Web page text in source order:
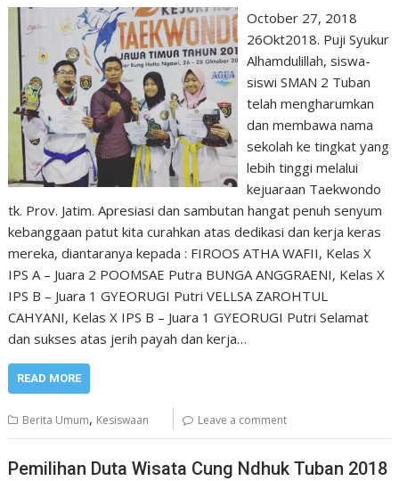
October 27, 2018
26Okt2018. Puji Syukur
Alhamdulillah, siswa-
siswi SMAN 2 Tuban
telah mengharumkan
dan membawa nama
sekolah ke tingkat yang
lebih tinggi melalui
kejuaraan Taekwondo
tk. Prov. Jatim. Apresiasi dan sambutan hangat penuh senyum
kebanggaan patut kita curahkan atas dedikasi dan kerja keras
mereka, diantaranya kepada : FIROOS ATHA WAFII, Kelas X
IPS A – Juara 2 POOMSAE Putra BUNGA ANGGRAENI, Kelas X
IPS B – Juara 1 GYEORUGI Putri VELLSA ZAROHTUL
CAHYANI, Kelas X IPS B – Juara 1 GYEORUGI Putri Selamat
dan sukses atas jerih payah dan kerja…
READ MORE
Berita Umum, Kesiswaan Leave a comment
Pemilihan Duta Wisata Cung Ndhuk Tuban 2018